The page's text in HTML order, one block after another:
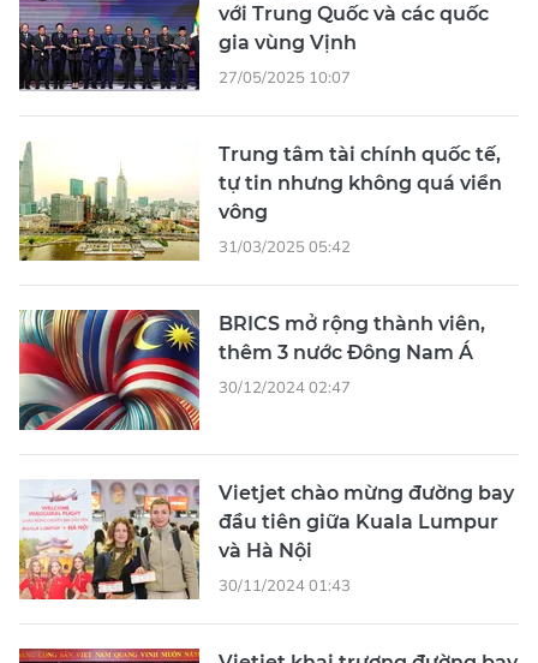
với Trung Quốc và các quốc
gia vùng Vịnh
27/05/2025 10:07
Trung tâm tài chính quốc tế,
tự tin nhưng không quá viển
vông
31/03/2025 05:42
BRICS mở rộng thành viên,
thêm 3 nước Đông Nam Á
30/12/2024 02:47
Vietjet chào mừng đường bay
đầu tiên giữa Kuala Lumpur
và Hà Nội
30/11/2024 01:43